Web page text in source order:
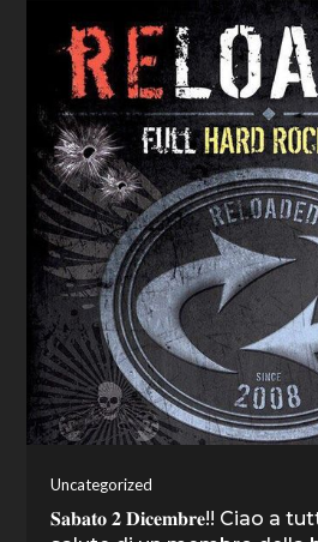
Uncategorized
𝐒𝐚𝐛𝐚𝐭𝐨 𝟐 𝐃𝐢𝐜𝐞𝐦𝐛𝐫𝐞!! Ciao a